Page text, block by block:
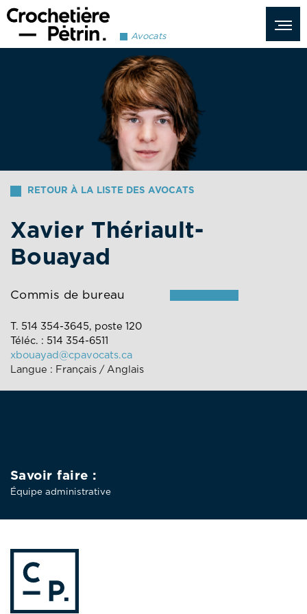
Avocats
RETOUR À LA LISTE DES AVOCATS
Xavier Thériault-
Bouayad
Commis de bureau
T. 514 354-3645, poste 120
Téléc. : 514 354-6511
xbouayad@cpavocats.ca
Langue : Français / Anglais
Savoir faire :
Équipe administrative